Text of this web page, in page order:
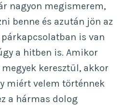
nagyon megismerem,
benne és azután jön az
párkapcsolatban is van
a hitben is. Amikor
megyek keresztül, akkor
miért velem történnek
a hármas dolog